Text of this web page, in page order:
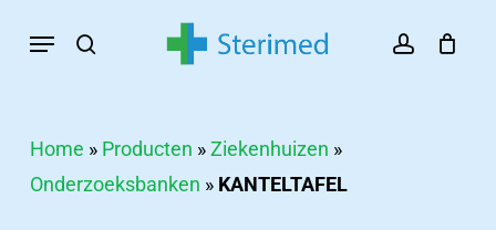
search account
Menu
Home » Producten »Ziekenhuizen »
Onderzoeksbanken » KANTELTAFEL